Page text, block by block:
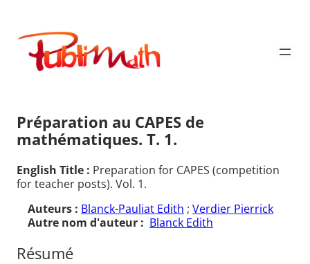
contenu
Publimath
Préparation au CAPES de
mathématiques. T. 1.
English Title : Preparation for CAPES (competition
for teacher posts). Vol. 1.
Auteurs : Blanck-Pauliat Edith ; Verdier Pierrick
Autre nom d'auteur : Blanck Edith
Résumé